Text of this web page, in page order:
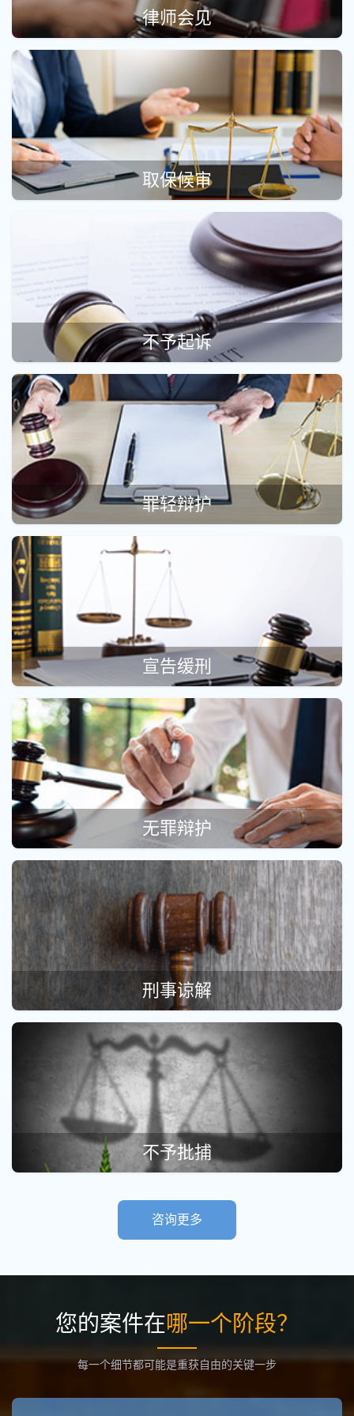
律师会见
取保候审
不予起诉
罪轻辩护
宣告缓刑
无罪辩护
刑事谅解
不予批捕
咨询更多
您的案件在哪一个阶段？
每一个细节都可能是重获自由的关键一步